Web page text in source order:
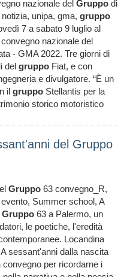
nazionale del Gruppo di
unipa, gma, gruppo
7 a sabato 9 luglio al
nazionale del
- GMA 2022. Tre giorni di
del gruppo Fiat, e con
e divulgatore. “È un
il gruppo Stellantis per la
storico motoristico
del Gruppo
Gruppo 63 convegno_R,
Summer school, A
Gruppo 63 a Palermo, un
le poetiche, l'eredità
Locandina
sessant'anni dalla nascita
convegno per ricordarne i